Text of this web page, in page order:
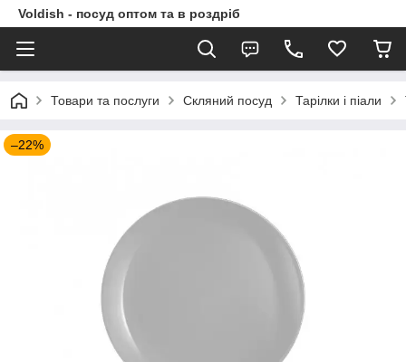
Voldish - посуд оптом та в роздріб
Товари та послуги Скляний посуд Тарілки і піали
–22%